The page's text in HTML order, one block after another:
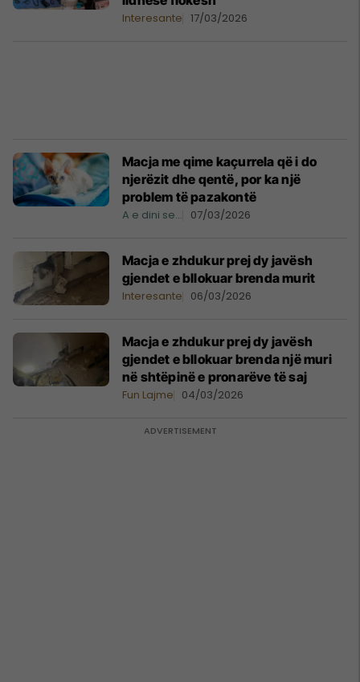
Interesante 17/03/2026
Macja me qime kaçurrela që i do
njerëzit dhe qentë, por ka një
problem të pazakontë
A e dini se... 07/03/2026
Macja e zhdukur prej dy javësh
gjendet e bllokuar brenda murit
Interesante 06/03/2026
Macja e zhdukur prej dy javësh
gjendet e bllokuar brenda një muri
në shtëpinë e pronarëve të saj
Fun Lajme 04/03/2026